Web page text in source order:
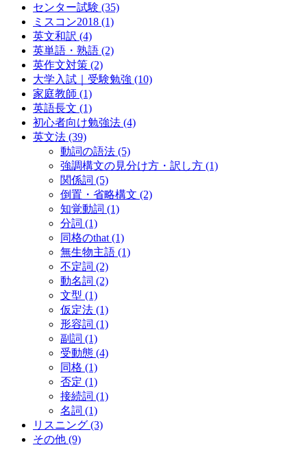
センター試験 (35)
ミスコン2018 (1)
英文和訳 (4)
英単語・熟語 (2)
英作文対策 (2)
大学入試｜受験勉強 (10)
家庭教師 (1)
英語長文 (1)
初心者向け勉強法 (4)
英文法 (39)
動詞の語法 (5)
強調構文の見分け方・訳し方 (1)
関係詞 (5)
倒置・省略構文 (2)
知覚動詞 (1)
分詞 (1)
同格のthat(1)
無生物主語 (1)
不定詞 (2)
動名詞 (2)
文型 (1)
仮定法 (1)
形容詞 (1)
副詞 (1)
受動態 (4)
同格 (1)
否定 (1)
接続詞 (1)
名詞 (1)
リスニング (3)
その他 (9)